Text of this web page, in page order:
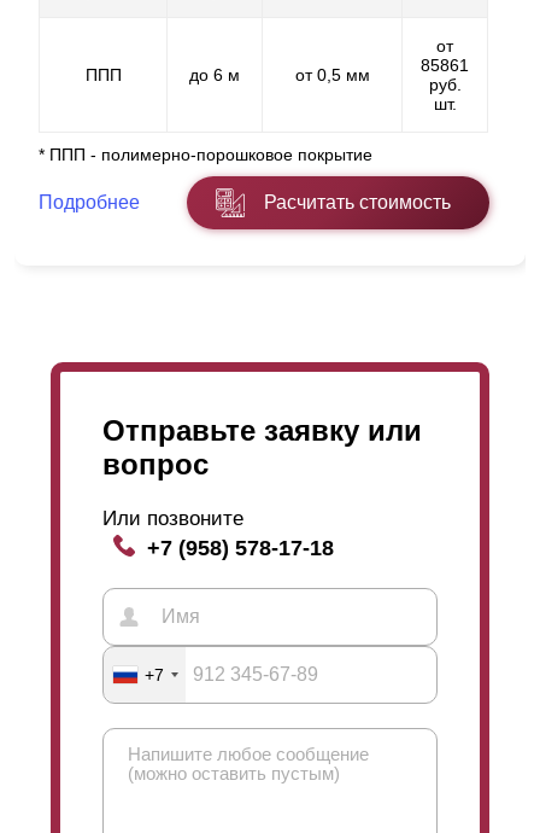
ППП до 6 м от 0,5 мм
от
85861
руб.
шт.
* ППП - полимерно-порошковое покрытие
Подробнее Расчитать стоимость
Отправьте заявку или
вопрос
Или позвоните
+7 (958) 578-17-18
+7